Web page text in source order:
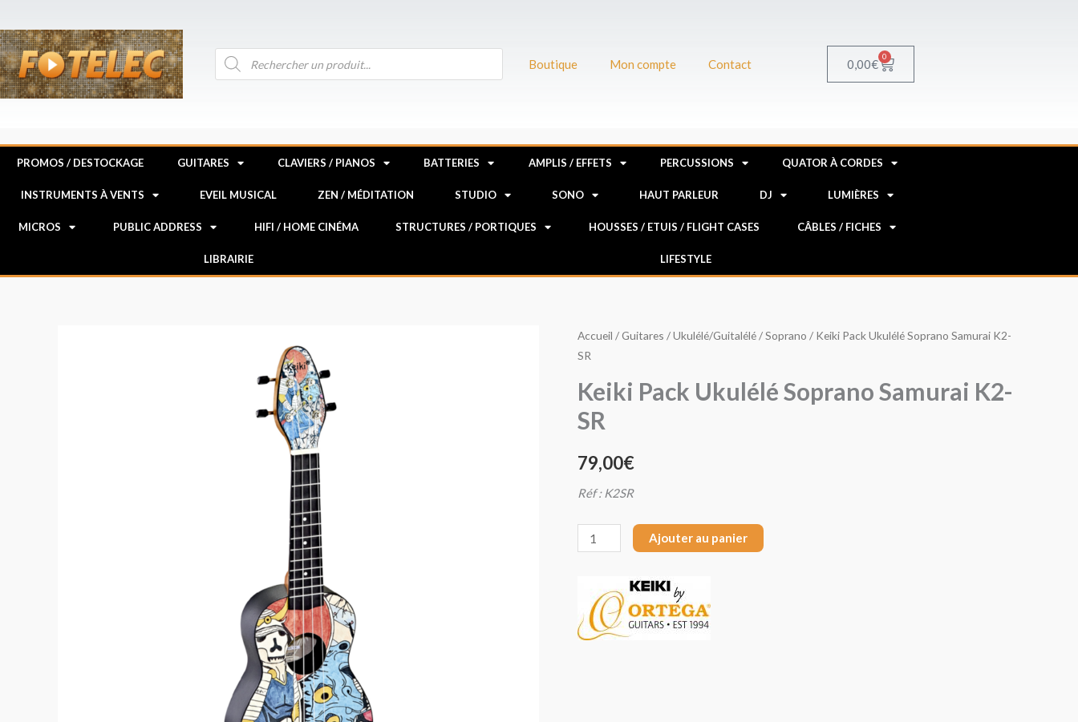
au
contenu
Recherche
de
produits
Boutique Mon compte Contact 0,00€
0
Panier
PROMOS / DESTOCKAGE GUITARES CLAVIERS / PIANOS BATTERIES AMPLIS / EFFETS PERCUSSIONS QUATOR À CORDES
INSTRUMENTS À VENTS EVEIL MUSICAL ZEN / MÉDITATION STUDIO SONO HAUT PARLEUR DJ LUMIÈRES
MICROS PUBLIC ADDRESS HIFI / HOME CINÉMA STRUCTURES / PORTIQUES HOUSSES / ETUIS / FLIGHT CASES CÂBLES / FICHES
LIBRAIRIE LIFESTYLE
Accueil /Guitares /Ukulélé/Guitalélé/Soprano / Keiki Pack Ukulélé Soprano Samurai K2-
SR
Keiki Pack Ukulélé Soprano Samurai K2-
SR
79,00€
Réf : K2SR
quantité
de
Pack
Ukulélé
Samurai
K2-
Ajouter au panier